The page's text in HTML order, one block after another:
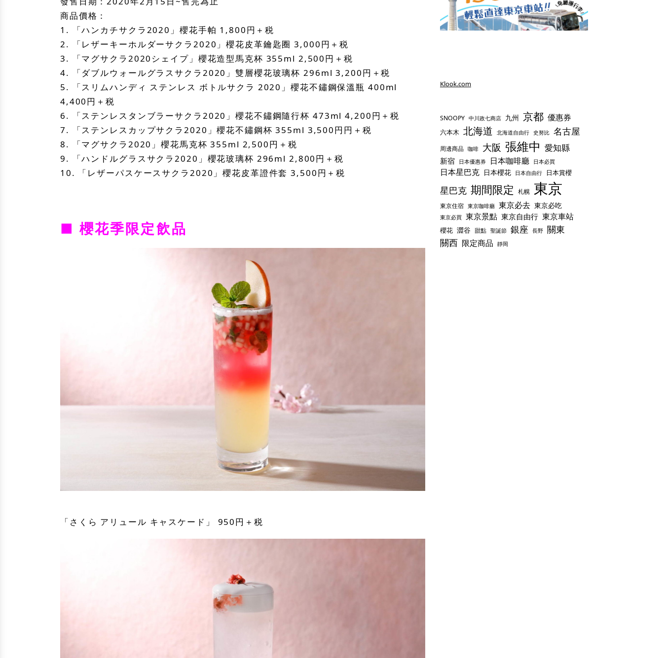
商品價格：
1. 「ハンカチサクラ2020」櫻花手帕 1,800円＋税
2. 「レザーキーホルダーサクラ2020」櫻花皮革鑰匙圈 3,000円＋税
3. 「マグサクラ2020シェイプ」櫻花造型馬克杯 355ml 2,500円＋税
4. 「ダブルウォールグラスサクラ2020」雙層櫻花玻璃杯 296ml 3,200円＋税
5. 「スリムハンディ ステンレス ボトルサクラ 2020」櫻花不鏽鋼保溫瓶 400ml
4,400円＋税
6. 「ステンレスタンブラーサクラ2020」櫻花不鏽鋼隨行杯 473ml 4,200円＋税
7. 「ステンレスカップサクラ2020」櫻花不鏽鋼杯 355ml 3,500円円＋税
8. 「マグサクラ2020」櫻花馬克杯 355ml 2,500円＋税
9. 「ハンドルグラスサクラ2020」櫻花玻璃杯 296ml 2,800円＋税
10. 「レザーパスケースサクラ2020」櫻花皮革證件套 3,500円＋税
■ 櫻花季限定飲品
「さくら アリュール キャスケード」 950円＋税
Klook.com
SNOOPY 中川政七商店 九州 京都 優惠券
六本木 北海道 北海道自由行 史努比 名古屋
周邊商品 咖啡 大阪 張維中 愛知縣
新宿 日本優惠券 日本咖啡廳 日本必買
日本星巴克 日本櫻花 日本自由行 日本賞櫻
星巴克 期間限定 札幌 東京
東京住宿 東京咖啡廳 東京必去 東京必吃
東京必買 東京景點 東京自由行 東京車站
櫻花 澀谷 甜點 聖誕節 銀座 長野 關東
關西 限定商品 靜岡